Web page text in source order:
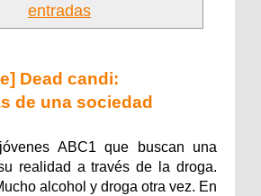
entradas
Dead candi:
de una sociedad
ABC1 que buscan una
realidad a través de la droga.
alcohol y droga otra vez. En